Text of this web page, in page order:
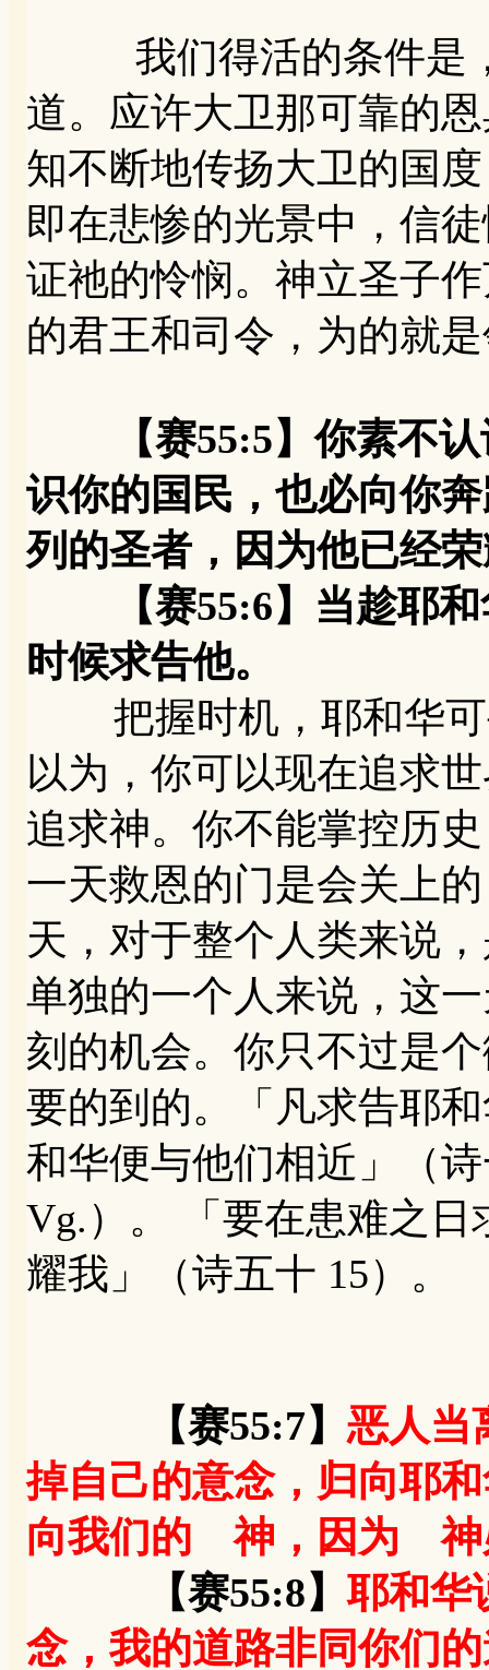
我们得活的条件是，
道。应许大卫那可靠的
知不断地传扬大卫的国
即在悲惨的光景中，信
证祂的怜悯。神立圣子
的君王和司令，为的就
【赛55:5】你素不
识你的国民，也必向你
列的圣者，因为他已经
【赛55:6】当趁耶和
时候求告他。
把握时机，耶和华可
以为，你可以现在追求
追求神。你不能掌控历
一天救恩的门是会关上
天，对于整个人类来说
单独的一个人来说，这
刻的机会。你只不过是
要的到的。「凡求告耶
和华便与他们相近」（
Vg.）。 「要在患难之
耀我」（诗五十 15）。
【赛55:7】 恶人当
掉自己的意念，归向耶
向我们的 神，因为 神
【赛55:8】耶和华
念，我的道路非同你们